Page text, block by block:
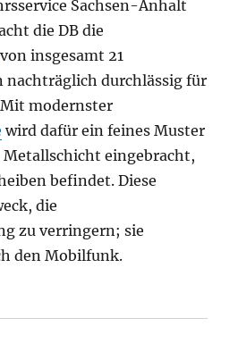
Sachsen-Anhalt
die DB die
von insgesamt 21
nachträglich durchlässig für
modernster
wird dafür ein feines Muster
eingebracht,
befindet. Diese
die
zu verringern; sie
den Mobilfunk.
Mobilfunkempfang in Zügen